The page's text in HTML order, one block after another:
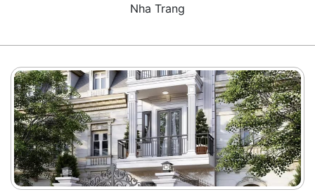
Nha Trang